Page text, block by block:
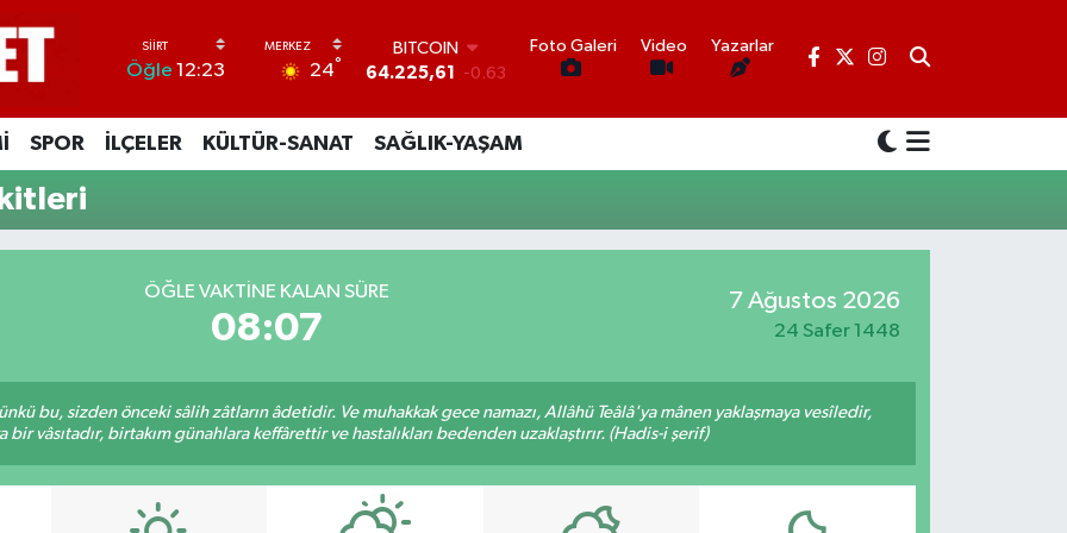
Öğle 12:23 24°
BITCOIN
64.225,61
-0.63
47,7143 0.16
EURO
55,0317 -0.02
GRAM ALTIN
Foto Galeri Video Yazarlar
SPOR İLÇELER KÜLTÜR-SANAT SAĞLIK-YAŞAM
ÖĞLE VAKTINE KALAN SÜRE
08:06
7 Ağustos 2026
24 Safer 1448
bu, sizden önceki sâlih zâtların âdetidir. Ve muhakkak gece namazı, Allâhü Teâlâ'ya mânen yaklaşmaya vesîledir,
vâsıtadır, birtakım günahlara keffârettir ve hastalıkları bedenden uzaklaştırır. (Hadis-i şerif)